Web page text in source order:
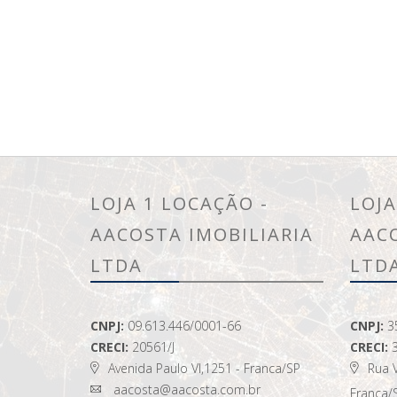
LOJA 1 LOCAÇÃO -
AACOSTA IMOBILIARIA
LTDA
CNPJ: 09.613.446/0001-66
CRECI: 20561/J
Avenida Paulo VI,1251 - Franca/SP
aacosta@aacosta.com.br
CNPJ:
CRECI:
Rua
Franca/